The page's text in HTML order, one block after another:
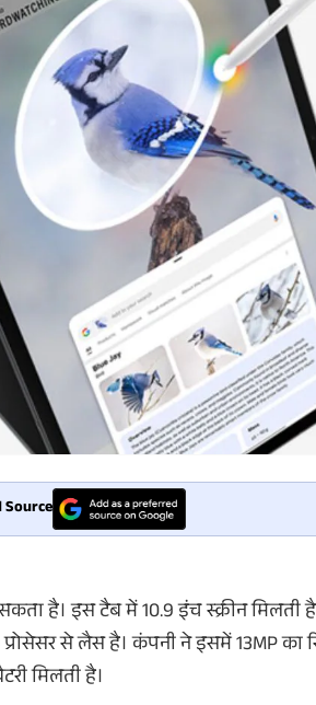
है। इस टैब में 10.9 इंच स्क्रीन
से लैस है। कंपनी ने इसमें 13MP का
मिलती है।